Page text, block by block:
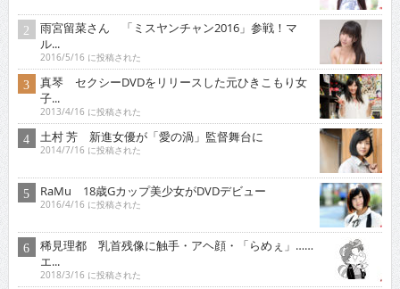
雨宮留菜さん 「ミスヤンチャン2016」参戦！マ
ル...
2016/5/16 に投稿された
真琴 セクシーDVDをリリースした元ひきこもり女
子...
2013/4/16 に投稿された
土村 芳 新進女優が「愛の渦」監督舞台に
2014/7/16 に投稿された
RaMu 18歳Gカップ美少女がDVDデビュー
2016/4/16 に投稿された
稀見理都 乳首残像に触手・アヘ顔・「らめぇ」……
エ...
2018/3/16 に投稿された